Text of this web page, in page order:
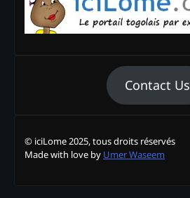
Contact Us
© iciLome 2025, tous droits réservés
Made with love by Umer Waseem